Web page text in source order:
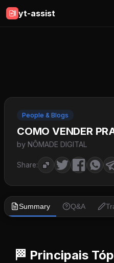
yt-assist
People & Blogs
COMO VENDER
by NÔMADE DIGITAL
Share:
Summary Q&A
🏁 Principais